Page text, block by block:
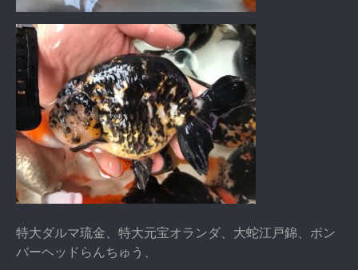
特大ダルマ琉金、特大元宝オランダ、大蛇江戸錦、ボン
バーヘッドらんちゅう、